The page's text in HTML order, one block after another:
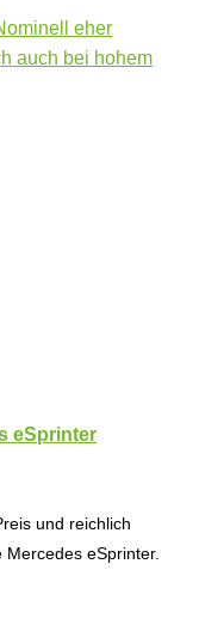
eSprinter
und reichlich
Mercedes eSprinter.